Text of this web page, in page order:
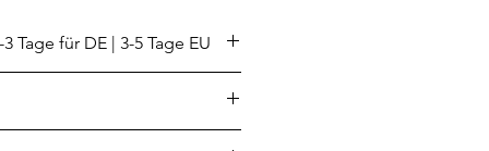
Tage für DE | 3-5 Tage EU